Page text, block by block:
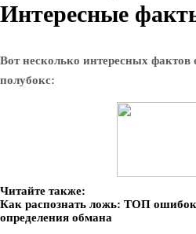
Интересные
Вот несколько интересных фактов
полубокс:
Читайте также:
Как распознать ложь: ТОП
определения обмана